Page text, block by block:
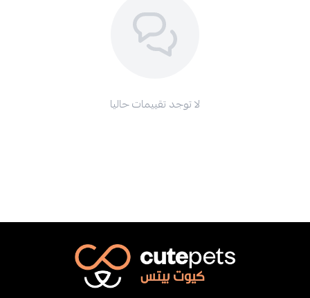
لا توجد تقييمات حاليا